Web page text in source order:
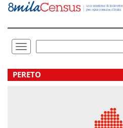
Vai
direttamente
Toggle
navigation
.
PERETO